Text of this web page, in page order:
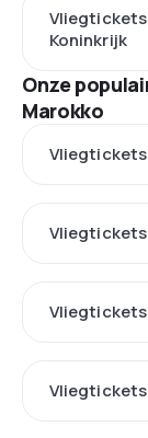
Vliegtickets
Koninkrijk
Onze
Marokko
Vliegtickets
Vliegtickets